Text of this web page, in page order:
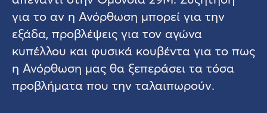
για το αν η Ανόρθωση μπορεί για την
εξάδα, προβλέψεις για τον αγώνα
κυπέλλου και φυσικά κουβέντα για το πως
η Ανόρθωση μας θα ξεπεράσει τα τόσα
προβλήματα που την ταλαιπωρούν.